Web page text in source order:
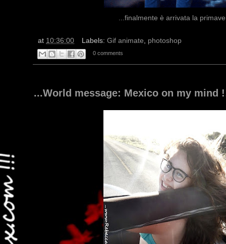
...finalmente è arrivata la
at 10:36:00 Labels: Gif animate, photoshop
0 comments
...World message: Mexico on my mind